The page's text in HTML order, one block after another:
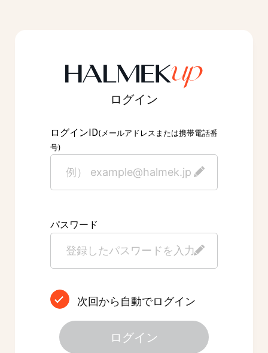
ログイン
ログインID(メールアドレスまたは携帯電話番
号)
パスワード
次回から自動でログイン
ログイン